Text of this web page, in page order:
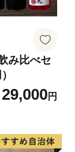
み比べセ
29,000円